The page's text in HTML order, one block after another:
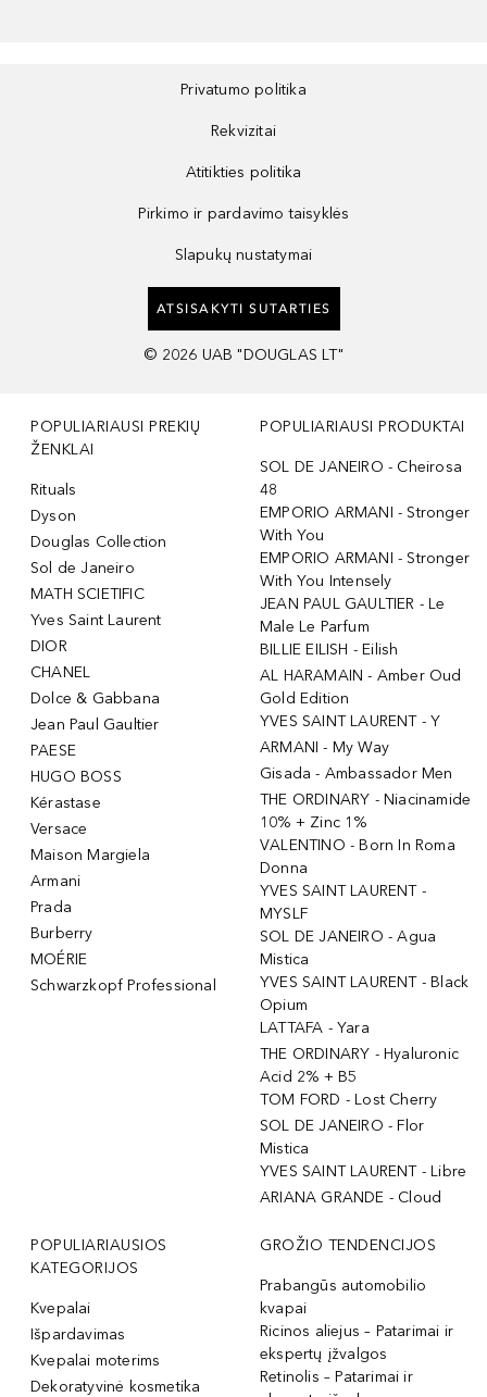
Privatumo politika
Rekvizitai
Atitikties politika
Pirkimo ir pardavimo taisyklės
Slapukų nustatymai
ATSISAKYTI SUTARTIES
© 2026 UAB "DOUGLAS LT"
POPULIARIAUSI PREKIŲ
ŽENKLAI
Rituals
Dyson
Douglas Collection
Sol de Janeiro
MATH SCIETIFIC
Yves Saint Laurent
DIOR
CHANEL
Dolce & Gabbana
Jean Paul Gaultier
PAESE
HUGO BOSS
Kérastase
Versace
Maison Margiela
Armani
Prada
Burberry
MOÉRIE
Schwarzkopf Professional
POPULIARIAUSI PRODUKTAI
SOL DE JANEIRO - Cheirosa
48
EMPORIO ARMANI - Stronger
With You
EMPORIO ARMANI - Stronger
With You Intensely
JEAN PAUL GAULTIER - Le
Male Le Parfum
BILLIE EILISH - Eilish
AL HARAMAIN - Amber Oud
Gold Edition
YVES SAINT LAURENT - Y
ARMANI - My Way
Gisada - Ambassador Men
THE ORDINARY - Niacinamide
10% + Zinc 1%
VALENTINO - Born In Roma
Donna
YVES SAINT LAURENT -
MYSLF
SOL DE JANEIRO - Agua
Mistica
YVES SAINT LAURENT - Black
Opium
LATTAFA - Yara
THE ORDINARY - Hyaluronic
Acid 2% + B5
TOM FORD - Lost Cherry
SOL DE JANEIRO - Flor
Mistica
YVES SAINT LAURENT - Libre
ARIANA GRANDE - Cloud
POPULIARIAUSIOS
KATEGORIJOS
Kvepalai
Išpardavimas
Kvepalai moterims
Dekoratyvinė kosmetika
GROŽIO TENDENCIJOS
Prabangūs automobilio
kvapai
Ricinos aliejus – Patarimai ir
ekspertų įžvalgos
Retinolis – Patarimai ir